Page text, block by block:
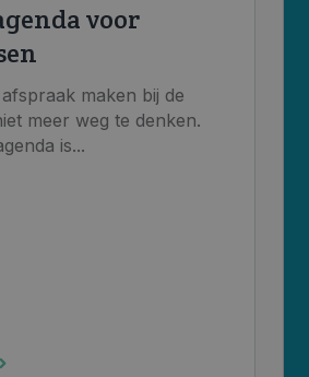
voor
maken bij de
meer weg te denken.
is...